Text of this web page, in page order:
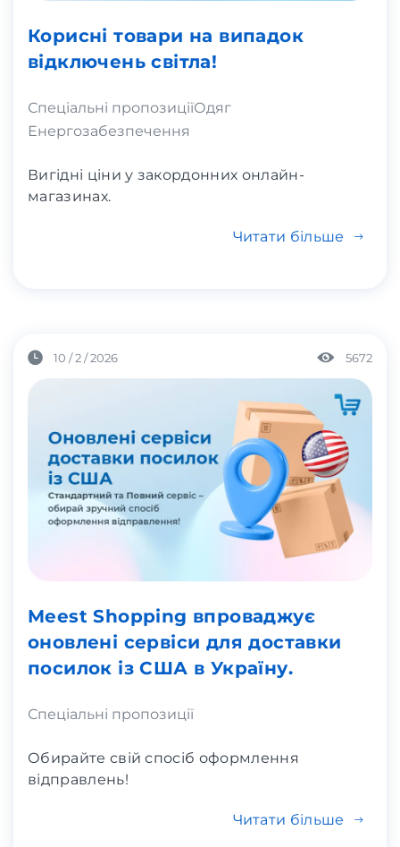
Корисні товари на випадок
відключень світла!
Спеціальні пропозиціїОдяг
Енергозабезпечення
Вигідні ціни у закордонних онлайн-
магазинах.
Читати більше
10 / 2 / 2026 5672
Meest Shopping впроваджує
оновлені сервіси для доставки
посилок із США в Україну.
Спеціальні пропозиції
Обирайте свій спосіб оформлення
відправлень!
Читати більше